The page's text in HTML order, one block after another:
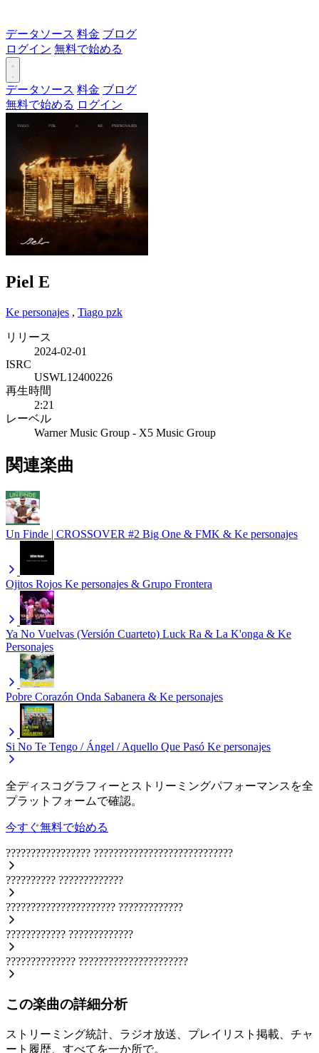
データソース 料金 ブログ
ログイン 無料で始める
データソース 料金 ブログ
無料で始める ログイン
Piel E
Ke personajes , Tiago pzk
リリース
2024-02-01
ISRC
USWL12400226
再生時間
2:21
レーベル
Warner Music Group - X5 Music Group
関連楽曲
Un Finde | CROSSOVER #2 Big One & FMK & Ke personajes
Ojitos Rojos Ke personajes & Grupo Frontera
Ya No Vuelvas (Versión Cuarteto) Luck Ra & La K'onga & Ke
Personajes
Pobre Corazón Onda Sabanera & Ke personajes
Si No Te Tengo / Ángel / Aquello Que Pasó Ke personajes
全ディスコグラフィーとストリーミングパフォーマンスを全
プラットフォームで確認。
今すぐ無料で始める
????????????????? ????????????????????????????
?????????? ?????????????
?????????????????????? ?????????????
???????????? ?????????????
?????????????? ??????????????????????
この楽曲の詳細分析
ストリーミング統計、ラジオ放送、プレイリスト掲載、チャ
ート履歴、すべてを一か所で。